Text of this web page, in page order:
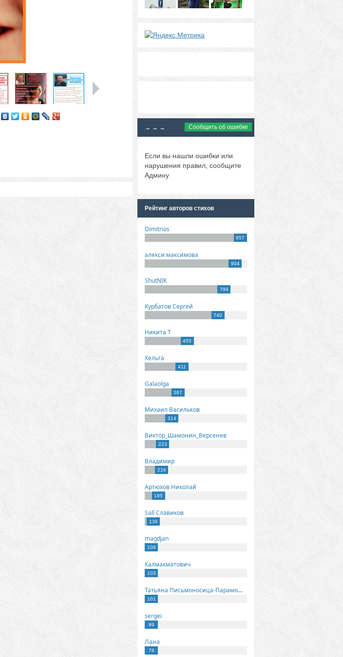
→ → → Сообщить об ошибке
Если вы нашли ошибки или
нарушения правил, сообщите
Админу
Рейтинг авторов стихов
Dimitrios
957
алекси максимова
904
ShutNIK
799
Курбатов Сергей
740
Никита Т
455
Хельга
411
Galaolga
367
Михаил Васильков
314
Виктор_Шамонин_Версенев
223
Владимир
216
Артюхов Николай
185
Sall Славиков
136
magdjan
108
Калмакматович
103
Татьяна Письмоносица-Парамонова
101
sergei
89
Лана
78